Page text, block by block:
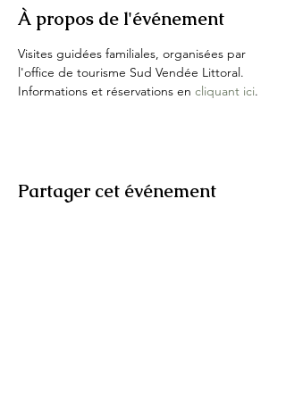
À propos de l'événement
Visites guidées familiales, organisées par
l'office de tourisme Sud Vendée Littoral.
Informations et réservations en cliquant ici.
Partager cet événement